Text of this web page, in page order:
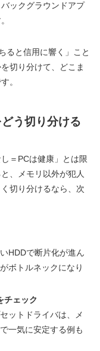
ックグラウンドアプ
ると信用に響く」こと
切り分けて、どこま
。
う切り分ける
＝PCは健康」とは限
、メモリ以外が犯人
切り分けるなら、次
HDDで断片化が進ん
ボトルネックになり
チェック
ットドライバは、メ
一気に安定する例も